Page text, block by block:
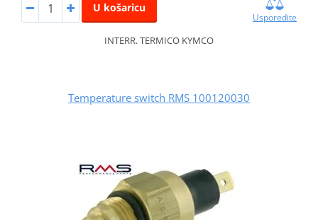
U košaricu
Usporedite
INTERR. TERMICO KYMCO
Temperature switch RMS 100120030